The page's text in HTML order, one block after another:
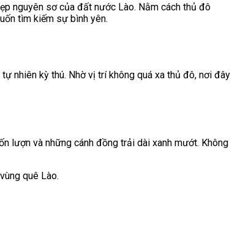
nguyên sơ của đất nước Lào. Nằm cách thủ đô
tìm kiếm sự bình yên.
nhiên kỳ thú. Nhờ vị trí không quá xa thủ đô, nơi đây
lượn và những cánh đồng trải dài xanh mướt. Không
quê Lào.